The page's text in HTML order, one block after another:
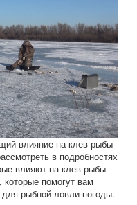
влияние на клев рыбы
в подробностях
влияют на клев рыбы
помогут вам
для рыбной ловли погоды.